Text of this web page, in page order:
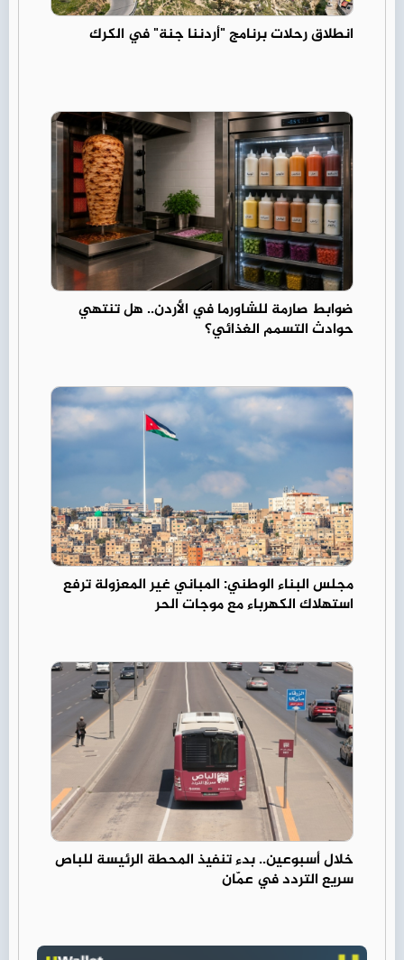
انطلاق رحلات برنامج "أردننا جنة" في الكرك
ضوابط صارمة للشاورما في الأردن.. هل تنتهي
حوادث التسمم الغذائي؟
مجلس البناء الوطني: المباني غير المعزولة ترفع
استهلاك الكهرباء مع موجات الحر
خلال أسبوعين.. بدء تنفيذ المحطة الرئيسة للباص
سريع التردد في عمّان